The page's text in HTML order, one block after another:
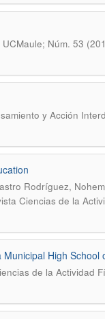
UCMaule; Núm. 53
y Acción
Rodríguez,
Ciencias de la
High School
de la Actividad